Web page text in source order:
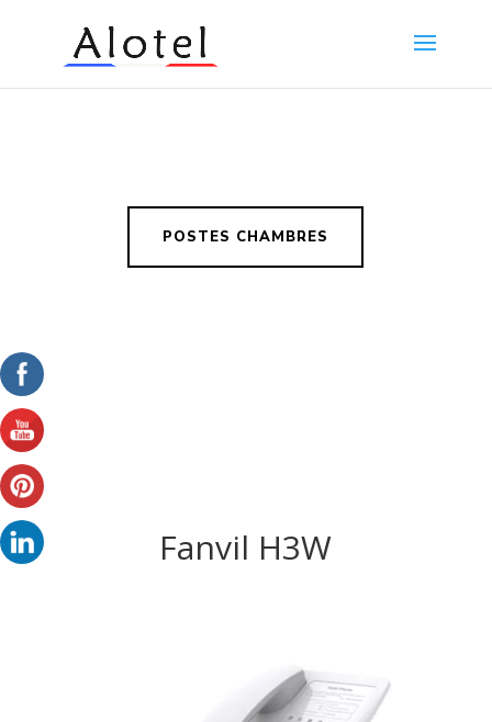
POSTES CHAMBRES
Fanvil H3W